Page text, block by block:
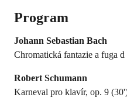
Program
Johann Sebastian Bach
Chromatická fantazie a fuga
Robert Schumann
Karneval pro klavír, op. 9